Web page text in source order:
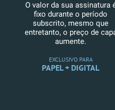
O valor da sua assinatura
fixo durante o período
subscrito, mesmo que
entretanto, o preço de
aumente.
EXCLUSIVO PARA
PAPEL + DIGITAL